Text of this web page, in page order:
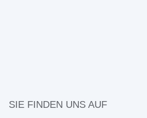
SIE FINDEN UNS AUF